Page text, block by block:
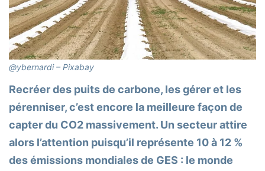
@ybernardi – Pixabay
Recréer des puits de carbone, les gérer et les
pérenniser, c’est encore la meilleure façon de
capter du CO2 massivement. Un secteur attire
alors l’attention puisqu’il représente 10 à 12 %
des émissions mondiales de GES : le monde